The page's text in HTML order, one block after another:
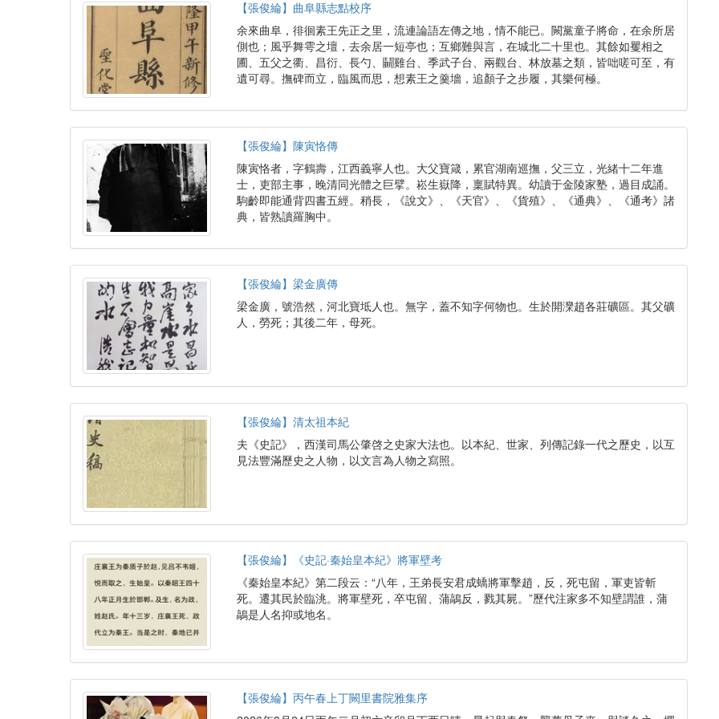
【張俊綸】曲阜縣志點校序
余來曲阜，徘徊素王先正之里，流連論語左傳之地，情不能已。闕黨童子將命，在余所居
側也；風乎舞雩之壇，去余居一短亭也；互鄉難與言，在城北二十里也。其餘如矍相之
圃、五父之衢、昌衍、長勺、鬭雞台、季武子台、兩觀台、林放墓之類，皆咄嗟可至，有
遺可尋。撫碑而立，臨風而思，想素王之羹墻，追顏子之步履，其樂何極。
【張俊綸】陳寅恪傳
陳寅恪者，字鶴壽，江西義寧人也。大父寶箴，累官湖南巡撫，父三立，光緒十二年進
士，吏部主事，晚清同光體之巨擘。崧生嶽降，稟賦特異。幼讀于金陵家塾，過目成誦。
駒齡即能通背四書五經。稍長，《說文》、《天官》、《貨殖》、《通典》、《通考》諸
典，皆熟讀羅胸中。
【張俊綸】梁金廣傳
梁金廣，號浩然，河北寶坻人也。無字，蓋不知字何物也。生於開灤趙各莊礦區。其父礦
人，勞死；其後二年，母死。
【張俊綸】清太祖本紀
夫《史記》，西漢司馬公肇啓之史家大法也。以本紀、世家、列傳記錄一代之歷史，以互
見法豐滿歷史之人物，以文言為人物之寫照。
【張俊綸】《史記·秦始皇本紀》將軍壁考
《秦始皇本紀》第二段云：“八年，王弟長安君成蟜將軍擊趙，反，死屯留，軍吏皆斬
死。遷其民於臨洮。將軍壁死，卒屯留、蒲鶮反，戮其屍。”歷代注家多不知壁謂誰，蒲
鶮是人名抑或地名。
【張俊綸】丙午春上丁闕里書院雅集序